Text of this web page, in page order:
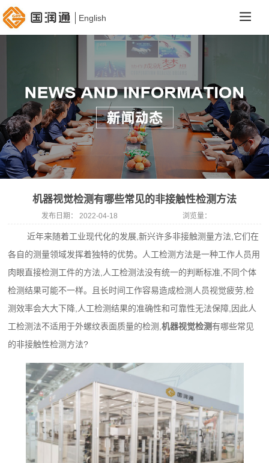
English
机器视觉检测有哪些常见的非接触性检测方法
发布日期： 2022-04-18 浏览量：
近年来随着工业现代化的发展,新兴许多非接触测量方法,它们在
各自的测量领域发挥着独特的优势。人工检测方法是一种工作人员用
肉眼直接检测工件的方法,人工检测法没有统一的判断标准,不同个体
检测结果可能不一样。且长时间工作容易造成检测人员视觉疲劳,检
测效率会大大下降,人工检测结果的准确性和可靠性无法保障,因此人
工检测法不适用于外螺纹表面质量的检测,机器视觉检测有哪些常见
的非接触性检测方法?